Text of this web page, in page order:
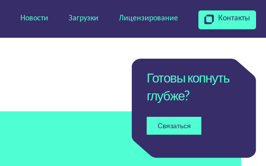
Новости Загрузки Лицензирование Контакты
Готовы копнуть
глубже?
Связаться